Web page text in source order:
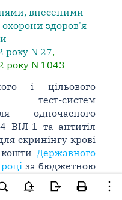
внесеними
охорони здоров'я
року N 27,
року N 1043
і цільового
систем
одночасного
ВІЛ-1 та антитіл
скринінгу крові
коштиДержавного
за бюджетною
"Забезпечення
боротьбі з